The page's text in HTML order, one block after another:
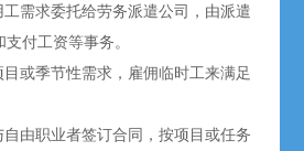
需求委托给劳务派遣公司，由派遣
付工资等事务。
或季节性需求，雇佣临时工来满足
由职业者签订合同，按项目或任务